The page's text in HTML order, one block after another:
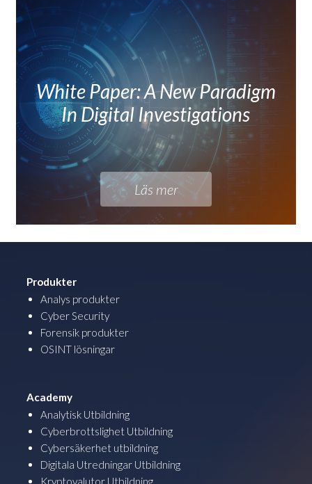
White Paper: A New Paradigm
In Digital Investigations
Läs mer
Produkter
Analys produkter
Cyber Security
Forensik produkter
OSINT lösningar
Academy
Analytisk Utbildning
Cyberbrottslighet Utbildning
Cybersäkerhet utbildning
Digitala Utredningar Utbildning
Kryptovalutor Utbildning